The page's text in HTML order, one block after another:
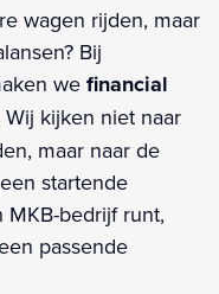
wagen rijden, maar
Bij
wefinancial
Wij kijken niet naar
maar naar de
startende
bedrijf runt,
passende